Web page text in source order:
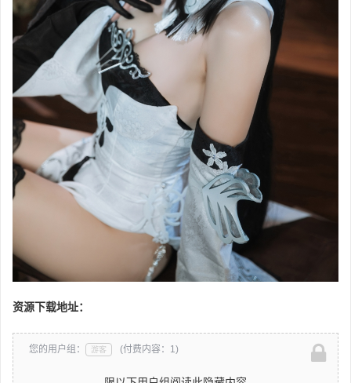
资源下载地址：
您的用户组： 游客 (付费内容：1)